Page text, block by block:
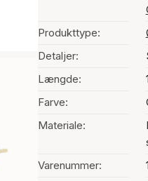
Produkttype:
Detaljer:
Længde:
Farve:
Materiale:
Varenummer: